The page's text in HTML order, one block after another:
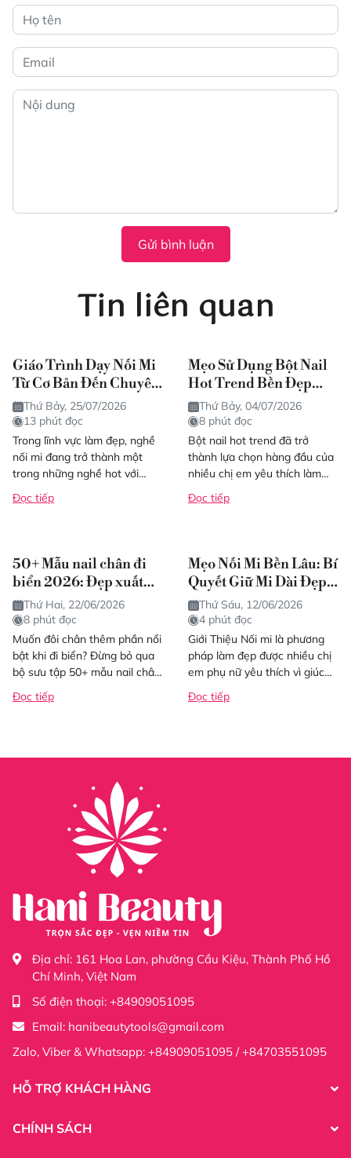
Gửi bình luận
Tin liên quan
Giáo Trình Dạy Nối Mi
Từ Cơ Bản Đến Chuyên
Sâu Chuẩn 2026
Thứ Bảy, 25/07/2026
13 phút đọc
Trong lĩnh vực làm đẹp, nghề
nối mi đang trở thành một
trong những nghề hot với
tiềm năng thu nhập cao và
thời gian học...
Đọc tiếp
Mẹo Sử Dụng Bột Nail
Hot Trend Bền Đẹp
Như Salon
Thứ Bảy, 04/07/2026
8 phút đọc
Bột nail hot trend đã trở
thành lựa chọn hàng đầu của
nhiều chị em yêu thích làm
đẹp. Không chỉ đơn thuần là
nguyên liệu...
Đọc tiếp
50+ Mẫu nail chân đi
biển 2026: Đẹp xuất
sắc, cá tính, tôn đôi
chân
Thứ Hai, 22/06/2026
8 phút đọc
Muốn đôi chân thêm phần nổi
bật khi đi biển? Đừng bỏ qua
bộ sưu tập 50+ mẫu nail chân
mới nhất 2026. Đảm bảo
bạn...
Đọc tiếp
Mẹo Nối Mi Bền Lâu: Bí
Quyết Giữ Mi Dài Đẹp
Tự Nhiên Lâu Dài
Thứ Sáu, 12/06/2026
4 phút đọc
Giới Thiệu Nối mi là phương
pháp làm đẹp được nhiều chị
em phụ nữ yêu thích vì giúc
đôi mắt trở nên to tròn, sắc
nét...
Đọc tiếp
Địa chỉ: 161 Hoa Lan, phường Cầu Kiệu, Thành Phố Hồ
Chí Minh, Việt Nam
Số điện thoại: +84909051095
Email: hanibeautytools@gmail.com
Zalo, Viber & Whatsapp: +84909051095 / +84703551095
HỖ TRỢ KHÁCH HÀNG
CHÍNH SÁCH